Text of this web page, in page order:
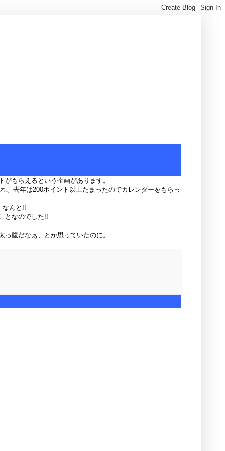
もらえるという企画があります。
、去年は200ポイント以上たまったのでカレンダーをもらっ
なんと!!
となのでした!!
腹だなぁ、とか思っていたのに。